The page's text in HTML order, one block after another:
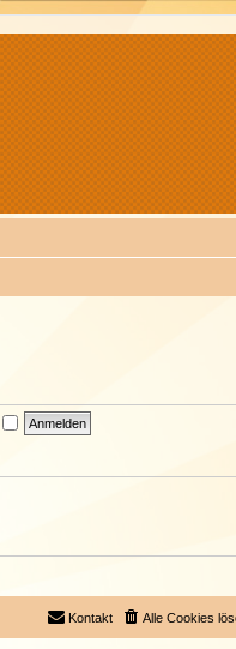
Alle Cookies
Kontakt